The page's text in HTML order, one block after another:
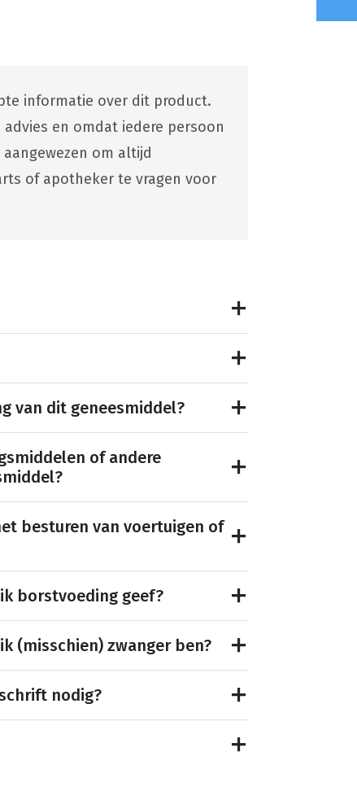
informatie over dit product.
en omdat iedere persoon
om altijd
of apotheker te vragen voor
van dit geneesmiddel?
of andere
besturen van voertuigen of
borstvoeding geef?
(misschien) zwanger ben?
nodig?